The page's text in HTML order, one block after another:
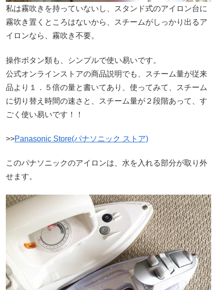
私は霧吹きを持っていないし、スタンド式のアイロン台に
霧吹き置くところはないから、スチームがしっかり出るア
イロンなら、霧吹き不要。
操作ボタン類も、シンプルで使い易いです。
公式オンラインストアの商品説明でも、スチーム量が従来
品より１．５倍の量と書いてあり、使ってみて、スチーム
に切り替え時間の速さと、スチーム量が２段階あって、す
ごく使い易いです！！
>>Panasonic Store(パナソニック ストア)
このパナソニックのアイロンは、水を入れる部分が取り外
せます。